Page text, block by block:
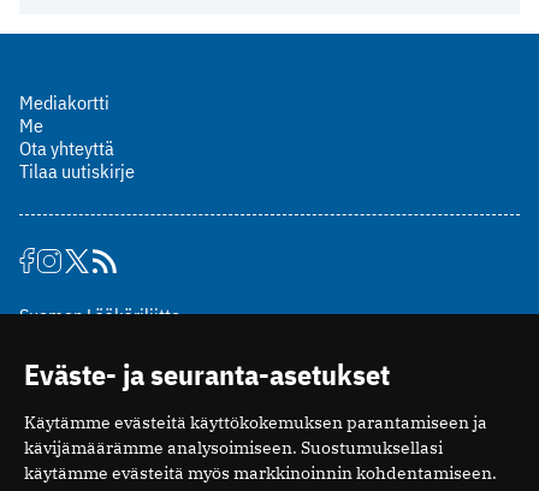
Mediakortti
Me
Ota yhteyttä
Tilaa uutiskirje
Suomen Lääkäriliitto
00510 Helsinki
puh. (09) 393 091
toimitus@potilaanlaakarilehti.fi
ISSN 2323-9476
Eväste- ja seuranta-asetukset
Käytämme evästeitä käyttökokemuksen parantamiseen ja
kävijämäärämme analysoimiseen. Suostumuksellasi
käytämme evästeitä myös markkinoinnin kohdentamiseen.